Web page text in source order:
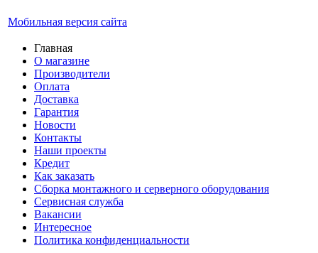
Мобильная версия сайта
Главная
О магазине
Производители
Оплата
Доставка
Гарантия
Новости
Контакты
Наши проекты
Кредит
Как заказать
Сборка монтажного и серверного оборудования
Сервисная служба
Вакансии
Интересное
Политика конфиденциальности